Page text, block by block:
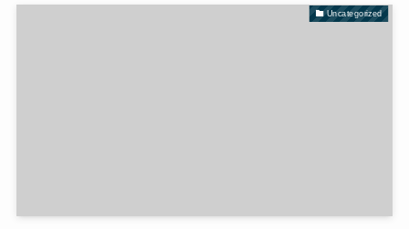
Uncategorized